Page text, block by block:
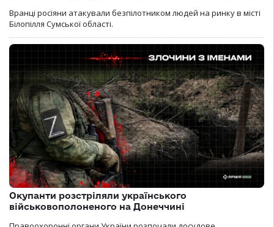
Вранці росіяни атакували безпілотником людей на ринку в місті
Білопілля Сумської області.
Окупанти розстріляли українського
військовополоненого на Донеччині